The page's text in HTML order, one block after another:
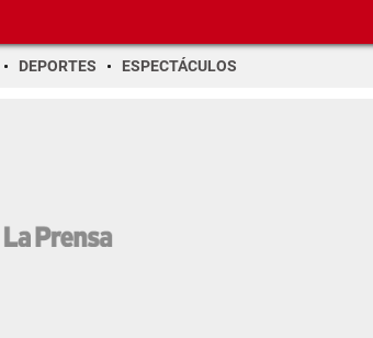
DEPORTES ESPECTÁCULOS